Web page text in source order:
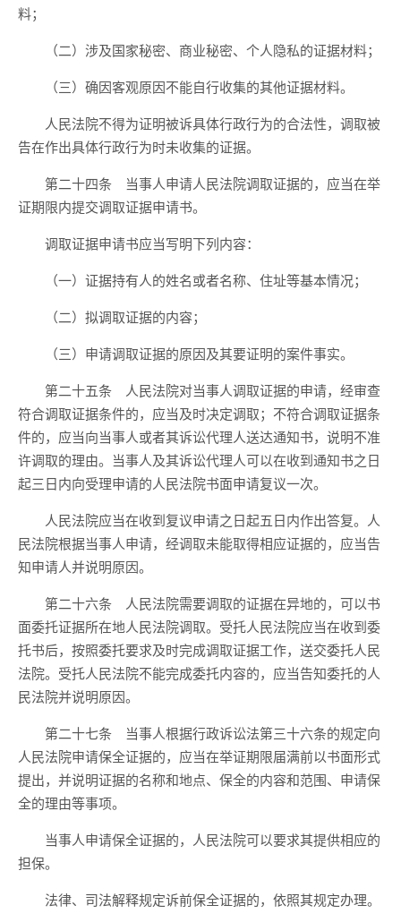
料；
（二）涉及国家秘密、商业秘密、个人隐私的证据材料；
（三）确因客观原因不能自行收集的其他证据材料。
人民法院不得为证明被诉具体行政行为的合法性，调取被
告在作出具体行政行为时未收集的证据。
第二十四条 当事人申请人民法院调取证据的，应当在举
证期限内提交调取证据申请书。
调取证据申请书应当写明下列内容：
（一）证据持有人的姓名或者名称、住址等基本情况；
（二）拟调取证据的内容；
（三）申请调取证据的原因及其要证明的案件事实。
第二十五条 人民法院对当事人调取证据的申请，经审查
符合调取证据条件的，应当及时决定调取；不符合调取证据条
件的，应当向当事人或者其诉讼代理人送达通知书，说明不准
许调取的理由。当事人及其诉讼代理人可以在收到通知书之日
起三日内向受理申请的人民法院书面申请复议一次。
人民法院应当在收到复议申请之日起五日内作出答复。人
民法院根据当事人申请，经调取未能取得相应证据的，应当告
知申请人并说明原因。
第二十六条 人民法院需要调取的证据在异地的，可以书
面委托证据所在地人民法院调取。受托人民法院应当在收到委
托书后，按照委托要求及时完成调取证据工作，送交委托人民
法院。受托人民法院不能完成委托内容的，应当告知委托的人
民法院并说明原因。
第二十七条 当事人根据行政诉讼法第三十六条的规定向
人民法院申请保全证据的，应当在举证期限届满前以书面形式
提出，并说明证据的名称和地点、保全的内容和范围、申请保
全的理由等事项。
当事人申请保全证据的，人民法院可以要求其提供相应的
担保。
法律、司法解释规定诉前保全证据的，依照其规定办理。